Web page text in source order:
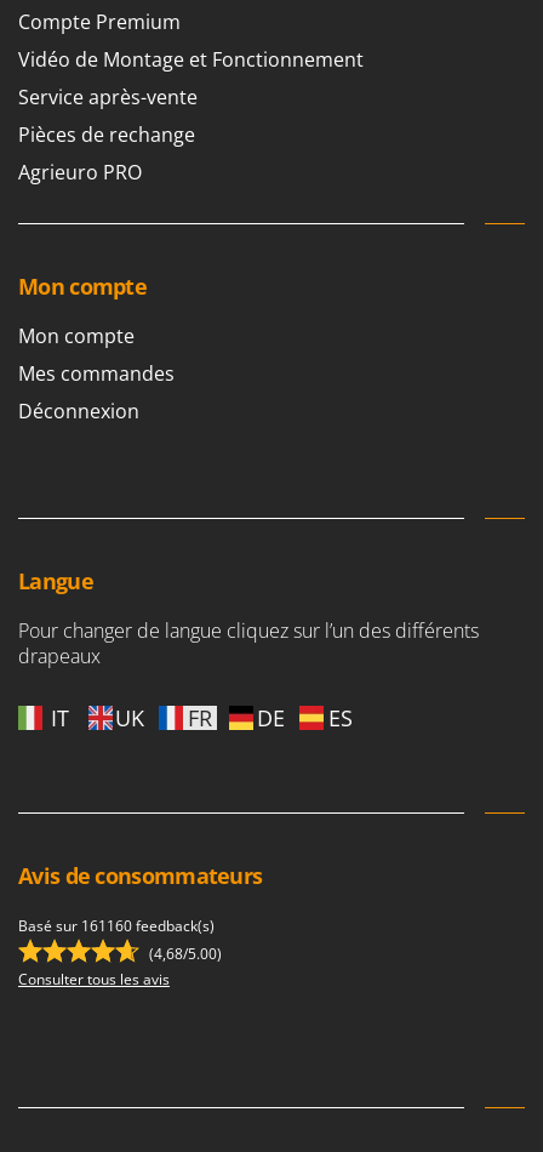
Compte Premium
Vidéo de Montage et Fonctionnement
Service après-vente
Pièces de rechange
Agrieuro PRO
Mon compte
Mon compte
Mes commandes
Déconnexion
Langue
Pour changer de langue cliquez sur l’un des différents
drapeaux
IT UK FR DE ES
Avis de consommateurs
Basé sur 161160 feedback(s)
(4,68/5.00)
Consulter tous les avis